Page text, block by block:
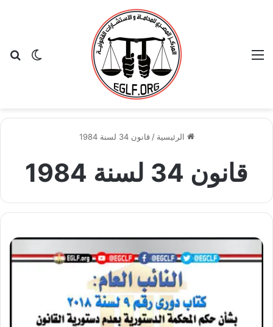
الوضع القائمة
الرئيسية / قانون 34 لسنة 1984
قانون 34 لسنة 1984